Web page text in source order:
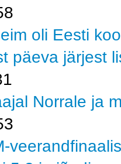
oli Eesti
päeva järjest
Norrale ja